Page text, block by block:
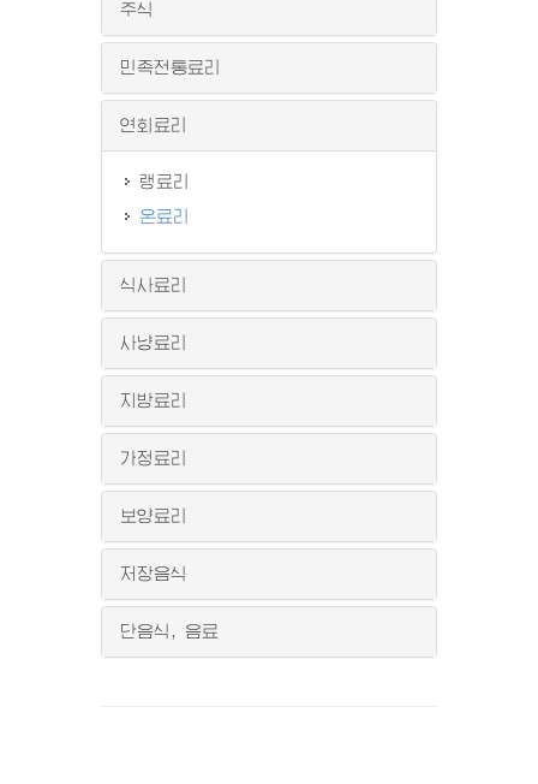
주식
민족전통료리
연회료리
랭료리
온료리
식사료리
사냥료리
지방료리
가정료리
보양료리
저장음식
단음식, 음료